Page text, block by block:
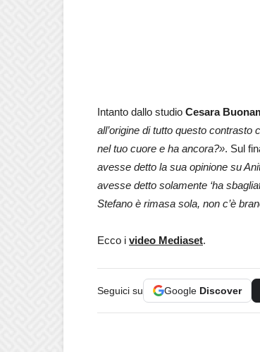
Intanto dallo studio Cesara
all’origine di tutto questo
nel tuo cuore e ha ancora?». Sul
avesse detto la sua opinione su
avesse detto solamente ‘ha
Stefano è rimasa sola, non c’è
Ecco i video Mediaset.
Seguici su Google Discover